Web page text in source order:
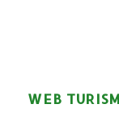
WEB